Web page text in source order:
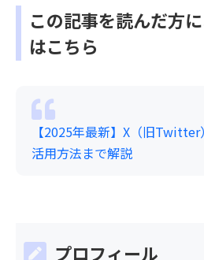
この記事を読んだ方
はこちら
【2025年最新】X（旧
活用方法まで解説
プロフィール